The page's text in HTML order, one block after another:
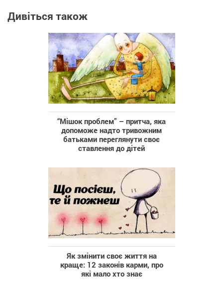
Дивіться також
“Мішок проблем” – притча, яка
допоможе надто тривожним
батьками переглянути своє
ставлення до дітей
Як змінити своє життя на
краще: 12 законів карми, про
які мало хто знає